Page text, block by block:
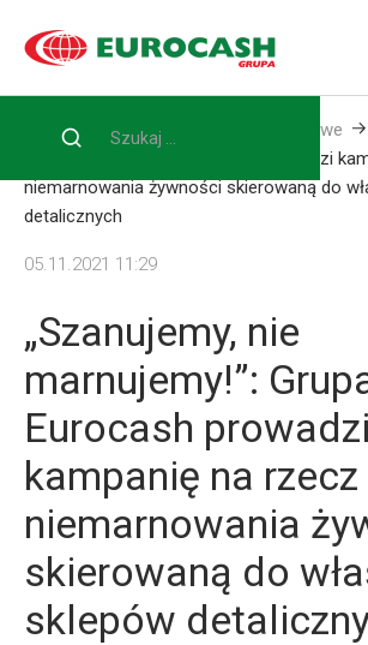
Home Media Informacje prasowe
marnujemy!”: Grupa Eurocash prowadzi
niemarnowania żywności skierowaną do
detalicznych
05.11.2021 11:29
„Szanujemy, nie
marnujemy!”:
Eurocash prowadzi
kampanię na rzecz
niemarnowania
skierowaną do
sklepów